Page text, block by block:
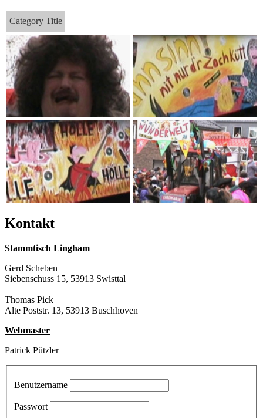
Category Title
Kontakt
Stammtisch Lingham
Gerd Scheben
Siebenschuss 15, 53913 Swisttal
Thomas Pick
Alte Poststr. 13, 53913 Buschhoven
Webmaster
Patrick Pützler
Benutzername
Passwort